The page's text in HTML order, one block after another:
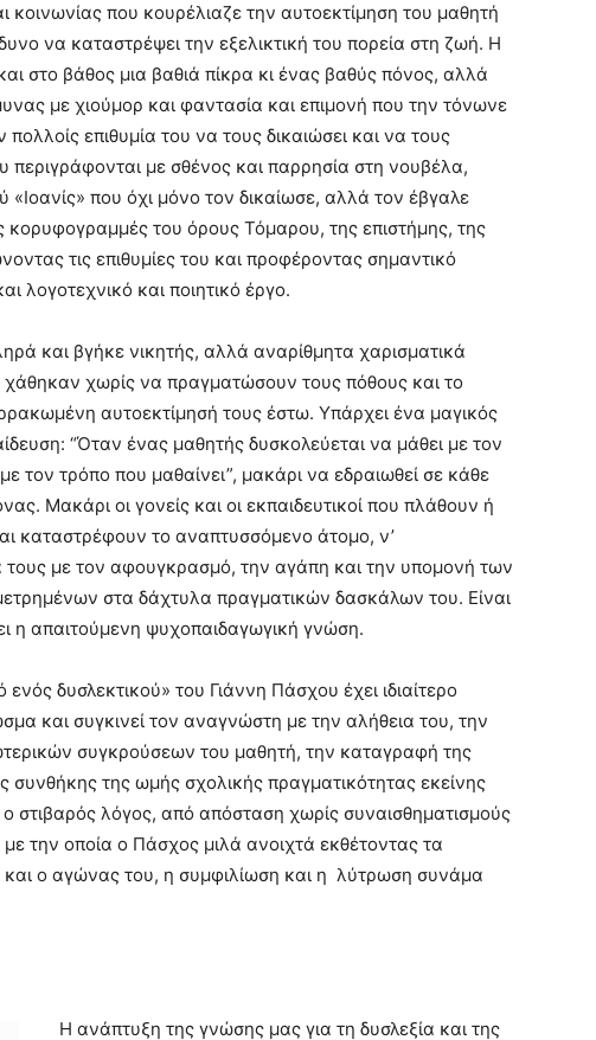
κοινωνίας που κουρέλιαζε την αυτοεκτίμηση του μαθητή
να καταστρέψει την εξελικτική του πορεία στη ζωή. Η
στο βάθος μια βαθιά πίκρα κι ένας βαθύς πόνος, αλλά
με χιούμορ και φαντασία και επιμονή που την τόνωνε
επιθυμία του να τους δικαιώσει και να τους
περιγράφονται με σθένος και παρρησία στη νουβέλα,
που όχι μόνο τον δικαίωσε, αλλά τον έβγαλε
κορυφογραμμές του όρους Τόμαρου, της επιστήμης, της
τις επιθυμίες του και προφέροντας σημαντικό
λογοτεχνικό και ποιητικό έργο.
και βγήκε νικητής, αλλά αναρίθμητα χαρισματικά
χάθηκαν χωρίς να πραγματώσουν τους πόθους και το
αυτοεκτίμησή τους έστω. Υπάρχει ένα μαγικός
“Όταν ένας μαθητής δυσκολεύεται να μάθει με τον
τον τρόπο που μαθαίνει”, μακάρι να εδραιωθεί σε κάθε
Μακάρι οι γονείς και οι εκπαιδευτικοί που πλάθουν ή
καταστρέφουν το αναπτυσσόμενο άτομο, ν’
τους με τον αφουγκρασμό, την αγάπη και την υπομονή των
στα δάχτυλα πραγματικών δασκάλων του. Είναι
η απαιτούμενη ψυχοπαιδαγωγική γνώση.
δυσλεκτικού» του Γιάννη Πάσχου έχει ιδιαίτερο
και συγκινεί τον αναγνώστη με την αλήθεια του, την
συγκρούσεων του μαθητή, την καταγραφή της
συνθήκης της ωμής σχολικής πραγματικότητας εκείνης
στιβαρός λόγος, από απόσταση χωρίς συναισθηματισμούς
την οποία ο Πάσχος μιλά ανοιχτά εκθέτοντας τα
και ο αγώνας του, η συμφιλίωση και η λύτρωση συνάμα
Η ανάπτυξη της γνώσης μας για τη δυσλεξία και της